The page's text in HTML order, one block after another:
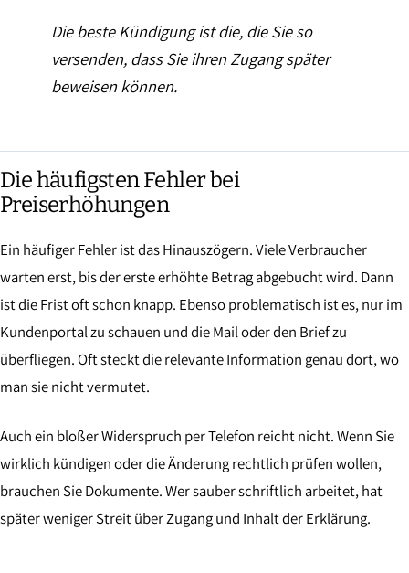
Die beste Kündigung ist die, die Sie so
versenden, dass Sie ihren Zugang später
beweisen können.
Die häufigsten Fehler bei
Preiserhöhungen
Ein häufiger Fehler ist das Hinauszögern. Viele Verbraucher
warten erst, bis der erste erhöhte Betrag abgebucht wird. Dann
ist die Frist oft schon knapp. Ebenso problematisch ist es, nur im
Kundenportal zu schauen und die Mail oder den Brief zu
überfliegen. Oft steckt die relevante Information genau dort, wo
man sie nicht vermutet.
Auch ein bloßer Widerspruch per Telefon reicht nicht. Wenn Sie
wirklich kündigen oder die Änderung rechtlich prüfen wollen,
brauchen Sie Dokumente. Wer sauber schriftlich arbeitet, hat
später weniger Streit über Zugang und Inhalt der Erklärung.